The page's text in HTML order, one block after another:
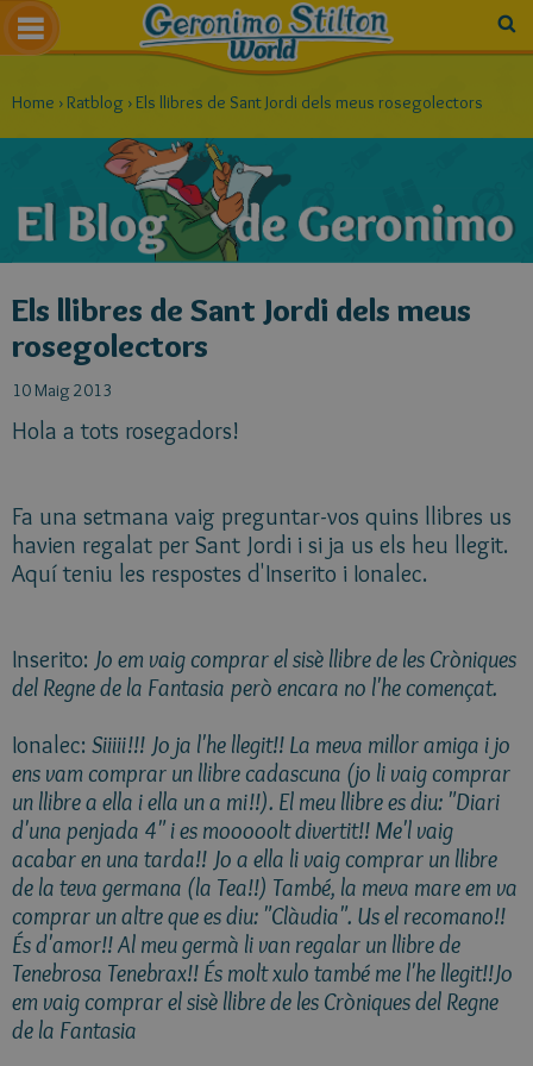
Home ›Ratblog ›Els llibres de Sant Jordi dels meus rosegolectors
Els llibres de Sant Jordi dels meus
rosegolectors
10 Maig 2013
Hola a tots rosegadors!
Fa una setmana vaig preguntar-vos quins llibres us
havien regalat per Sant Jordi i si ja us els heu llegit.
Aquí teniu les respostes d'Inserito i Ionalec.
Inserito: Jo em vaig comprar el sisè llibre de les Cròniques
del Regne de la Fantasia però encara no l'he començat.
Ionalec: Siiiii!!! Jo ja l'he llegit!! La meva millor amiga i jo
ens vam comprar un llibre cadascuna (jo li vaig comprar
un llibre a ella i ella un a mi!!). El meu llibre es diu: "Diari
d'una penjada 4" i es mooooolt divertit!! Me'l vaig
acabar en una tarda!! Jo a ella li vaig comprar un llibre
de la teva germana (la Tea!!) També, la meva mare em va
comprar un altre que es diu: "Clàudia". Us el recomano!!
És d'amor!! Al meu germà li van regalar un llibre de
Tenebrosa Tenebrax!! És molt xulo també me l'he llegit!!Jo
em vaig comprar el sisè llibre de les Cròniques del Regne
de la Fantasia